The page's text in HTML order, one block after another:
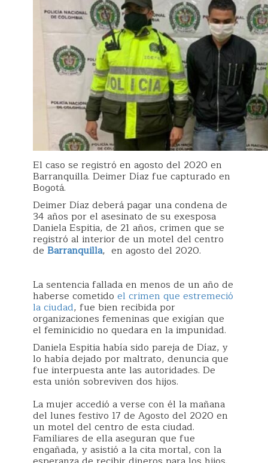
El caso se registró en agosto del 2020 en
Barranquilla. Deimer Díaz fue capturado en
Bogotá.
Deimer Díaz deberá pagar una condena de
34 años por el asesinato de su exesposa
Daniela Espitia, de 21 años, crimen que se
registró al interior de un motel del centro
de Barranquilla, en agosto del 2020.
La sentencia fallada en menos de un año de
haberse cometido el crimen que estremeció
la ciudad, fue bien recibida por
organizaciones femeninas que exigían que
el feminicidio no quedara en la impunidad.
Daniela Espitia había sido pareja de Díaz, y
lo había dejado por maltrato, denuncia que
fue interpuesta ante las autoridades. De
esta unión sobreviven dos hijos.
La mujer accedió a verse con él la mañana
del lunes festivo 17 de Agosto del 2020 en
un motel del centro de esta ciudad.
Familiares de ella aseguran que fue
engañada, y asistió a la cita mortal, con la